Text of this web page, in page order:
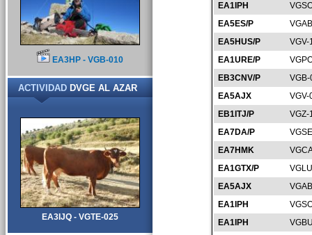
EA1IPH
EA5ES/P
EA5HUS/P
VGV-
EA1URE/P
EB3CNV/P
EA5AJX
VGV-
EB1ITJ/P
VGZ-
EA7DA/P
EA7HMK
EA1GTX/P
EA5AJX
EA1IPH
EA1IPH
EA3HP - VGB-010
ACTIVIDADDVGE AL AZAR
EA3IJQ - VGTE-025